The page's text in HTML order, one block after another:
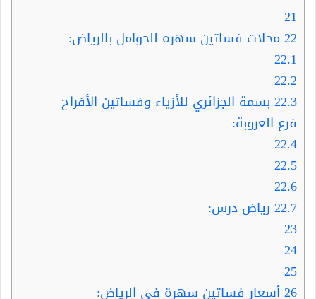
21
22محلات فساتين سهره للحوامل بالرياض:
22.1
22.2
22.3 بسمة الجزائري للأزياء وفساتين الأفراح
فرع العروبة:
22.4
22.5
22.6
22.7 رياض درس:
23
24
25
26أسعار فساتين سهرة في الرياض: